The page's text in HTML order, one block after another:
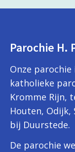
Parochie H.
Onze
katholieke
Kromme Rijn,
Houten, Odijk,
bij Duurstede.
De parochie